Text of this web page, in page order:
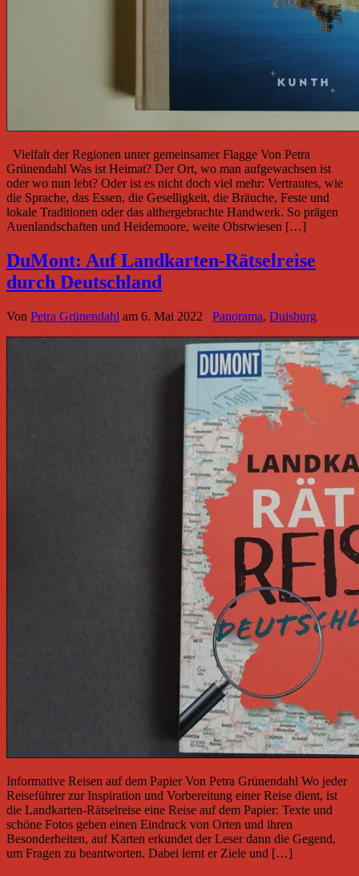
Vielfalt der Regionen unter gemeinsamer Flagge Von Petra
Grünendahl Was ist Heimat? Der Ort, wo man aufgewachsen ist
oder wo nun lebt? Oder ist es nicht doch viel mehr: Vertrautes, wie
die Sprache, das Essen, die Geselligkeit, die Bräuche, Feste und
lokale Traditionen oder das althergebrachte Handwerk. So prägen
Auenlandschaften und Heidemoore, weite Obstwiesen […]
DuMont: Auf Landkarten-Rätselreise
durch Deutschland
Von Petra Grünendahl am 6. Mai 2022 Panorama, Duisburg
Informative Reisen auf dem Papier Von Petra Grünendahl Wo jeder
Reiseführer zur Inspiration und Vorbereitung einer Reise dient, ist
die Landkarten-Rätselreise eine Reise auf dem Papier: Texte und
schöne Fotos geben einen Eindruck von Orten und ihren
Besonderheiten, auf Karten erkundet der Leser dann die Gegend,
um Fragen zu beantworten. Dabei lernt er Ziele und […]